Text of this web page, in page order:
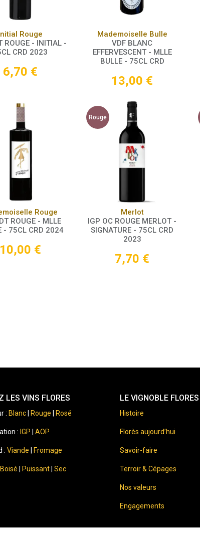
Panier
Rouge
ROUGE - INITIAL -
CRD 2023
6,70 €
Panier
Mademoiselle Bulle
VDF BLANC
EFFERVESCENT - MLLE
BULLE - 75CL CRD
13,00 €
PanierRouge
ROUGE - MLLE
- 75CL CRD 2024
10,00 €
Rouge
Panier
Merlot
IGP OC ROUGE MERLOT -
SIGNATURE - 75CL CRD
2023
7,70 €
LES VINS FLORES
: Blanc| Rouge Rosé
: IGP AOP
: Viande Fromage
Boisé Puissant Sec
LE VIGNOBLE FLORES
Histoire
Florès aujourd’hui
Savoir-faire
Terroir & Cépages
Nos valeurs
Engagements